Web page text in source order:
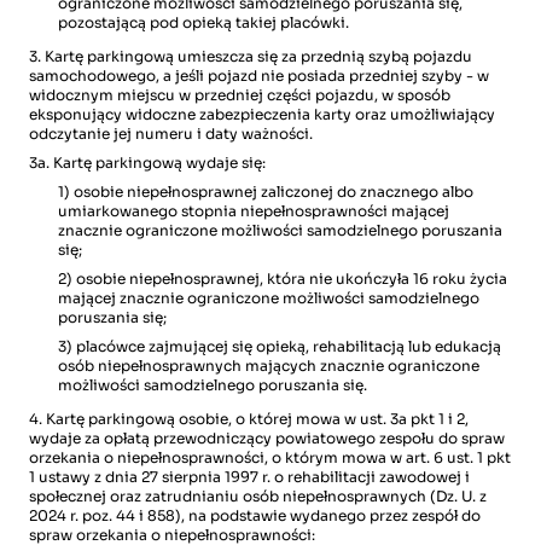
pozostającą pod opieką takiej placówki.
3. Kartę parkingową umieszcza się za przednią szybą pojazdu
samochodowego, a jeśli pojazd nie posiada przedniej szyby - w
widocznym miejscu w przedniej części pojazdu, w sposób
eksponujący widoczne zabezpieczenia karty oraz umożliwiający
odczytanie jej numeru i daty ważności.
3a. Kartę parkingową wydaje się:
1) osobie niepełnosprawnej zaliczonej do znacznego albo
umiarkowanego stopnia niepełnosprawności mającej
znacznie ograniczone możliwości samodzielnego poruszania
się;
2) osobie niepełnosprawnej, która nie ukończyła 16 roku życia
mającej znacznie ograniczone możliwości samodzielnego
poruszania się;
3) placówce zajmującej się opieką, rehabilitacją lub edukacją
osób niepełnosprawnych mających znacznie ograniczone
możliwości samodzielnego poruszania się.
4. Kartę parkingową osobie, o której mowa w ust. 3a pkt 1 i 2,
wydaje za opłatą przewodniczący powiatowego zespołu do spraw
orzekania o niepełnosprawności, o którym mowa w art. 6 ust. 1 pkt
1 ustawy z dnia 27 sierpnia 1997 r. o rehabilitacji zawodowej i
społecznej oraz zatrudnianiu osób niepełnosprawnych (Dz. U. z
2024 r. poz. 44 i 858), na podstawie wydanego przez zespół do
spraw orzekania o niepełnosprawności: